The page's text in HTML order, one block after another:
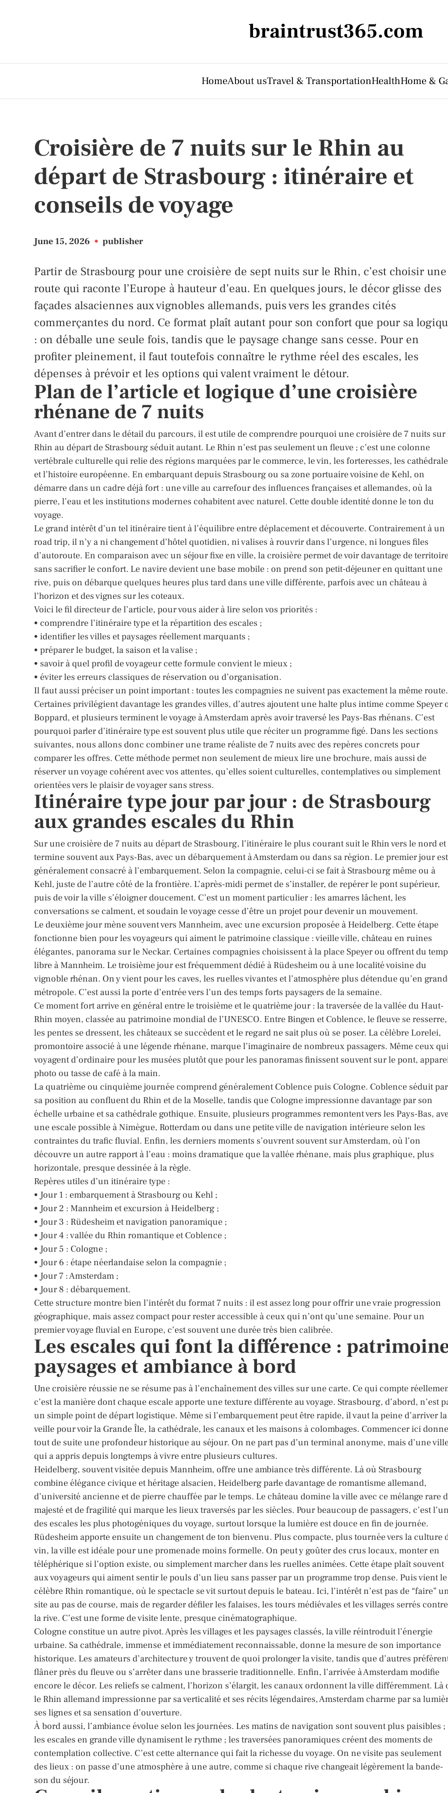
braintrust365.com
HomeAbout usTravel & TransportationHealthHome &
Croisière de 7 nuits sur le Rhin au
départ de Strasbourg : itinéraire et
conseils de voyage
June 15, 2026 • publisher
Partir de Strasbourg pour une croisière de sept nuits sur le Rhin, c’est choisir une
route qui raconte l’Europe à hauteur d’eau. En quelques jours, le décor glisse des
façades alsaciennes aux vignobles allemands, puis vers les grandes cités
commerçantes du nord. Ce format plaît autant pour son confort que pour sa
: on déballe une seule fois, tandis que le paysage change sans cesse. Pour en
profiter pleinement, il faut toutefois connaître le rythme réel des escales, les
dépenses à prévoir et les options qui valent vraiment le détour.
Plan de l’article et logique d’une croisière
rhénane de 7 nuits
Avant d’entrer dans le détail du parcours, il est utile de comprendre pourquoi une croisière de 7 nuits sur
Rhin au départ de Strasbourg séduit autant. Le Rhin n’est pas seulement un fleuve ; c’est une colonne
vertébrale culturelle qui relie des régions marquées par le commerce, le vin, les forteresses, les
et l’histoire européenne. En embarquant depuis Strasbourg ou sa zone portuaire voisine de Kehl, on
démarre dans un cadre déjà fort : une ville au carrefour des influences françaises et allemandes, où la
pierre, l’eau et les institutions modernes cohabitent avec naturel. Cette double identité donne le ton du
voyage.
Le grand intérêt d’un tel itinéraire tient à l’équilibre entre déplacement et découverte. Contrairement à un
road trip, il n’y a ni changement d’hôtel quotidien, ni valises à rouvrir dans l’urgence, ni longues files
d’autoroute. En comparaison avec un séjour fixe en ville, la croisière permet de voir davantage de
sans sacrifier le confort. Le navire devient une base mobile : on prend son petit-déjeuner en quittant une
rive, puis on débarque quelques heures plus tard dans une ville différente, parfois avec un château à
l’horizon et des vignes sur les coteaux.
Voici le fil directeur de l’article, pour vous aider à lire selon vos priorités :
• comprendre l’itinéraire type et la répartition des escales ;
• identifier les villes et paysages réellement marquants ;
• préparer le budget, la saison et la valise ;
• savoir à quel profil de voyageur cette formule convient le mieux ;
• éviter les erreurs classiques de réservation ou d’organisation.
Il faut aussi préciser un point important : toutes les compagnies ne suivent pas exactement la même route.
Certaines privilégient davantage les grandes villes, d’autres ajoutent une halte plus intime comme Speyer
Boppard, et plusieurs terminent le voyage à Amsterdam après avoir traversé les Pays-Bas rhénans. C’est
pourquoi parler d’itinéraire type est souvent plus utile que réciter un programme figé. Dans les sections
suivantes, nous allons donc combiner une trame réaliste de 7 nuits avec des repères concrets pour
comparer les offres. Cette méthode permet non seulement de mieux lire une brochure, mais aussi de
réserver un voyage cohérent avec vos attentes, qu’elles soient culturelles, contemplatives ou simplement
orientées vers le plaisir de voyager sans stress.
Itinéraire type jour par jour : de Strasbourg
aux grandes escales du Rhin
Sur une croisière de 7 nuits au départ de Strasbourg, l’itinéraire le plus courant suit le Rhin vers le nord et
termine souvent aux Pays-Bas, avec un débarquement à Amsterdam ou dans sa région. Le premier jour est
généralement consacré à l’embarquement. Selon la compagnie, celui-ci se fait à Strasbourg même ou à
Kehl, juste de l’autre côté de la frontière. L’après-midi permet de s’installer, de repérer le pont supérieur,
puis de voir la ville s’éloigner doucement. C’est un moment particulier : les amarres lâchent, les
conversations se calment, et soudain le voyage cesse d’être un projet pour devenir un mouvement.
Le deuxième jour mène souvent vers Mannheim, avec une excursion proposée à Heidelberg. Cette étape
fonctionne bien pour les voyageurs qui aiment le patrimoine classique : vieille ville, château en ruines
élégantes, panorama sur le Neckar. Certaines compagnies choisissent à la place Speyer ou offrent du
libre à Mannheim. Le troisième jour est fréquemment dédié à Rüdesheim ou à une localité voisine du
vignoble rhénan. On y vient pour les caves, les ruelles vivantes et l’atmosphère plus détendue qu’en
métropole. C’est aussi la porte d’entrée vers l’un des temps forts paysagers de la semaine.
Ce moment fort arrive en général entre le troisième et le quatrième jour : la traversée de la vallée du Haut-
Rhin moyen, classée au patrimoine mondial de l’UNESCO. Entre Bingen et Coblence, le fleuve se resserre,
les pentes se dressent, les châteaux se succèdent et le regard ne sait plus où se poser. La célèbre Lorelei,
promontoire associé à une légende rhénane, marque l’imaginaire de nombreux passagers. Même ceux
voyagent d’ordinaire pour les musées plutôt que pour les panoramas finissent souvent sur le pont,
photo ou tasse de café à la main.
La quatrième ou cinquième journée comprend généralement Coblence puis Cologne. Coblence séduit par
sa position au confluent du Rhin et de la Moselle, tandis que Cologne impressionne davantage par son
échelle urbaine et sa cathédrale gothique. Ensuite, plusieurs programmes remontent vers les Pays-Bas,
une escale possible à Nimègue, Rotterdam ou dans une petite ville de navigation intérieure selon les
contraintes du trafic fluvial. Enfin, les derniers moments s’ouvrent souvent sur Amsterdam, où l’on
découvre un autre rapport à l’eau : moins dramatique que la vallée rhénane, mais plus graphique, plus
horizontale, presque dessinée à la règle.
Repères utiles d’un itinéraire type :
• Jour 1 : embarquement à Strasbourg ou Kehl ;
• Jour 2 : Mannheim et excursion à Heidelberg ;
• Jour 3 : Rüdesheim et navigation panoramique ;
• Jour 4 : vallée du Rhin romantique et Coblence ;
• Jour 5 : Cologne ;
• Jour 6 : étape néerlandaise selon la compagnie ;
• Jour 7 : Amsterdam ;
• Jour 8 : débarquement.
Cette structure montre bien l’intérêt du format 7 nuits : il est assez long pour offrir une vraie progression
géographique, mais assez compact pour rester accessible à ceux qui n’ont qu’une semaine. Pour un
premier voyage fluvial en Europe, c’est souvent une durée très bien calibrée.
Les escales qui font la différence :
paysages et ambiance à bord
Une croisière réussie ne se résume pas à l’enchaînement des villes sur une carte. Ce qui compte
c’est la manière dont chaque escale apporte une texture différente au voyage. Strasbourg, d’abord, n’est
un simple point de départ logistique. Même si l’embarquement peut être rapide, il vaut la peine d’arriver la
veille pour voir la Grande Île, la cathédrale, les canaux et les maisons à colombages. Commencer ici donne
tout de suite une profondeur historique au séjour. On ne part pas d’un terminal anonyme, mais d’une
qui a appris depuis longtemps à vivre entre plusieurs cultures.
Heidelberg, souvent visitée depuis Mannheim, offre une ambiance très différente. Là où Strasbourg
combine élégance civique et héritage alsacien, Heidelberg parle davantage de romantisme allemand,
d’université ancienne et de pierre chauffée par le temps. Le château domine la ville avec ce mélange rare
majesté et de fragilité qui marque les lieux traversés par les siècles. Pour beaucoup de passagers, c’est
des escales les plus photogéniques du voyage, surtout lorsque la lumière est douce en fin de journée.
Rüdesheim apporte ensuite un changement de ton bienvenu. Plus compacte, plus tournée vers la culture
vin, la ville est idéale pour une promenade moins formelle. On peut y goûter des crus locaux, monter en
téléphérique si l’option existe, ou simplement marcher dans les ruelles animées. Cette étape plaît souvent
aux voyageurs qui aiment sentir le pouls d’un lieu sans passer par un programme trop dense. Puis vient le
célèbre Rhin romantique, où le spectacle se vit surtout depuis le bateau. Ici, l’intérêt n’est pas de “faire”
site au pas de course, mais de regarder défiler les falaises, les tours médiévales et les villages serrés contre
la rive. C’est une forme de visite lente, presque cinématographique.
Cologne constitue un autre pivot. Après les villages et les paysages classés, la ville réintroduit l’énergie
urbaine. Sa cathédrale, immense et immédiatement reconnaissable, donne la mesure de son importance
historique. Les amateurs d’architecture y trouvent de quoi prolonger la visite, tandis que d’autres
flâner près du fleuve ou s’arrêter dans une brasserie traditionnelle. Enfin, l’arrivée à Amsterdam modifie
encore le décor. Les reliefs se calment, l’horizon s’élargit, les canaux ordonnent la ville différemment. Là
le Rhin allemand impressionne par sa verticalité et ses récits légendaires, Amsterdam charme par sa
ses lignes et sa sensation d’ouverture.
À bord aussi, l’ambiance évolue selon les journées. Les matins de navigation sont souvent plus paisibles ;
les escales en grande ville dynamisent le rythme ; les traversées panoramiques créent des moments de
contemplation collective. C’est cette alternance qui fait la richesse du voyage. On ne visite pas seulement
des lieux : on passe d’une atmosphère à une autre, comme si chaque rive changeait légèrement la bande-
son du séjour.